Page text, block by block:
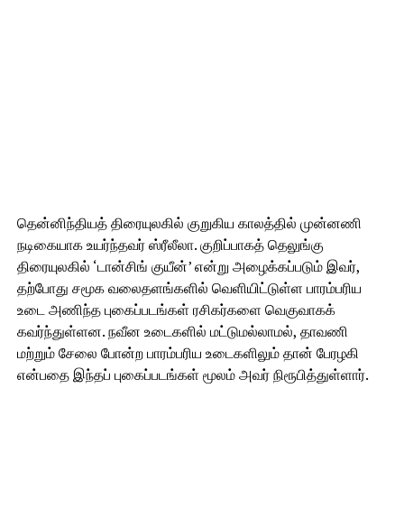
தென்னிந்தியத் திரையுலகில் குறுகிய காலத்தில் முன்னணி
நடிகையாக உயர்ந்தவர் ஸ்ரீலீலா. குறிப்பாகத் தெலுங்கு
திரையுலகில் ‘டான்சிங் குயீன்’ என்று அழைக்கப்படும் இவர்,
தற்போது சமூக வலைதளங்களில் வெளியிட்டுள்ள பாரம்பரிய
உடை அணிந்த புகைப்படங்கள் ரசிகர்களை வெகுவாகக்
கவர்ந்துள்ளன. நவீன உடைகளில் மட்டுமல்லாமல், தாவணி
மற்றும் சேலை போன்ற பாரம்பரிய உடைகளிலும் தான் பேரழகி
என்பதை இந்தப் புகைப்படங்கள் மூலம் அவர் நிரூபித்துள்ளார்.